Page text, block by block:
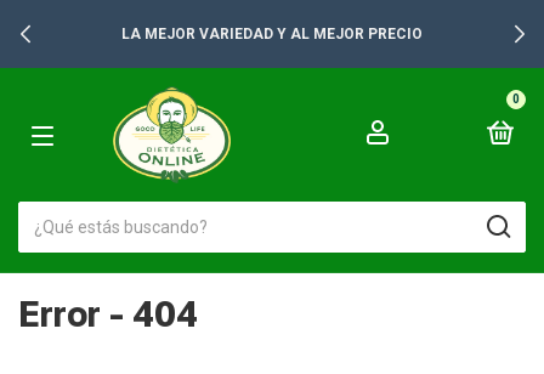
LA MEJOR VARIEDAD Y AL MEJOR PRECIO
0
Error - 404